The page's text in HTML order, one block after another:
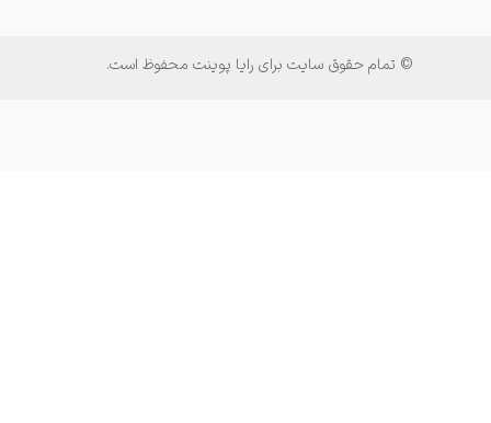
© تمام حقوق سایت برای رایا پوینت محفوظ است.